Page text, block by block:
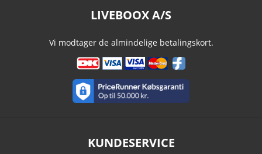
LIVEBOOX A/S
Vi modtager de almindelige betalingskort.
KUNDESERVICE